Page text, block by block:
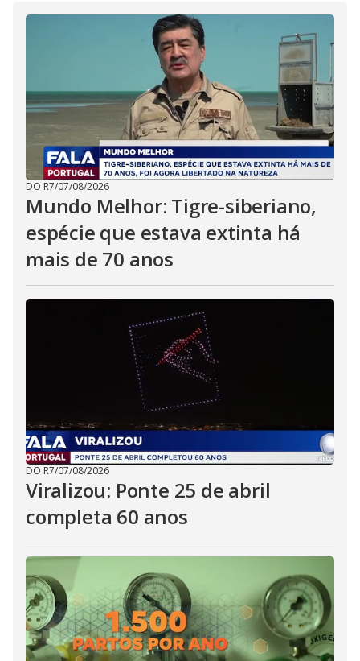
d
e
o
DO R7/07/08/2026
Mundo Melhor: Tigre-siberiano,
espécie que estava extinta há
mais de 70 anos
DO R7/07/08/2026
Viralizou: Ponte 25 de abril
completa 60 anos